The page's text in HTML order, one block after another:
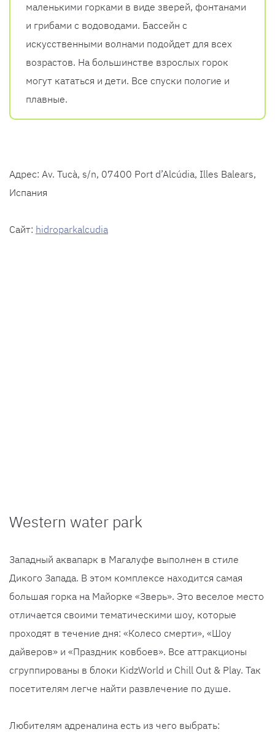
маленькими горками в виде зверей, фонтанами
и грибами с водоводами. Бассейн с
искусственными волнами подойдет для всех
возрастов. На большинстве взрослых горок
могут кататься и дети. Все спуски пологие и
плавные.
Адрес: Av. Tucà, s/n, 07400 Port d’Alcúdia, Illes Balears,
Испания
Сайт: hidroparkalcudia
Western water park
Западный аквапарк в Магалуфе выполнен в стиле
Дикого Запада. В этом комплексе находится самая
большая горка на Майорке «Зверь». Это веселое место
отличается своими тематическими шоу, которые
проходят в течение дня: «Колесо смерти», «Шоу
дайверов» и «Праздник ковбоев». Все аттракционы
сгруппированы в блоки KidzWorld и Chill Out & Play. Так
посетителям легче найти развлечение по душе.
Любителям адреналина есть из чего выбрать: